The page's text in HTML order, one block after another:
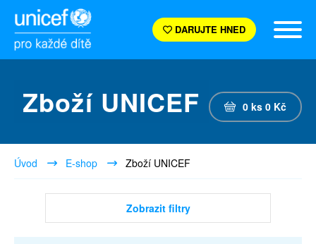
DARUJTE HNED
Zboží UNICEF 0 ks 0 Kč
Úvod E-shop Zboží UNICEF
Zobrazit filtry